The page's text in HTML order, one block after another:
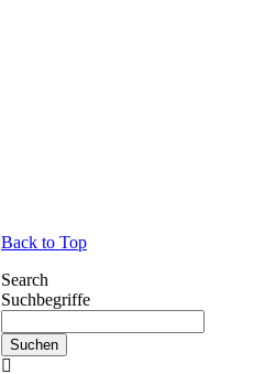
Back to Top
Search
Suchbegriffe
Suchen